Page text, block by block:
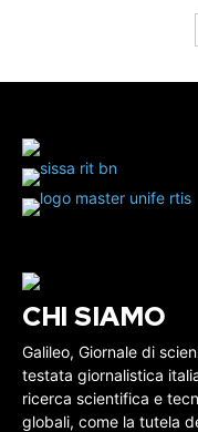
CHI SIAMO
Galileo, Giornale di
testata giornalistica
ricerca scientifica e
globali, come la tutela